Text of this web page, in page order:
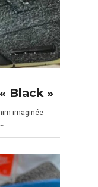
Black »
imaginée